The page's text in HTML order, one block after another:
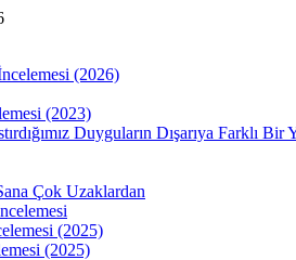
(2026)
(2023)
Duyguların Dışarıya Farklı Bir
Çok Uzaklardan
(2025)
(2025)